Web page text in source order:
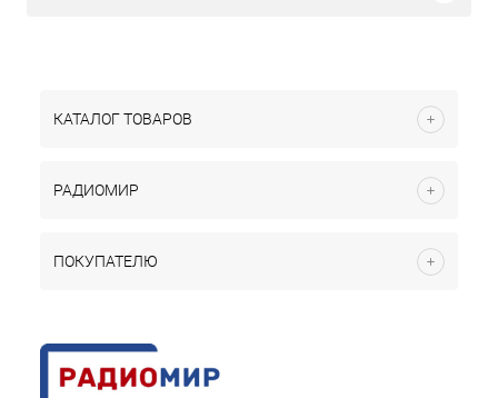
КАТАЛОГ ТОВАРОВ
РАДИОМИР
ПОКУПАТЕЛЮ